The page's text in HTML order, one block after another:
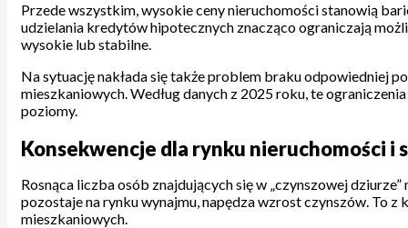
Przede wszystkim, wysokie ceny nieruchomości stanowią
udzielania kredytów hipotecznych znacząco ograniczają
wysokie lub stabilne.
Na sytuację nakłada się także problem braku odpowiedniej
mieszkaniowych. Według danych z 2025 roku, te
poziomy.
Konsekwencje dla rynku nieruchomości i
Rosnąca liczba osób znajdujących się w „czynszowej
pozostaje na rynku wynajmu, napędza wzrost czynszów. To
mieszkaniowych.